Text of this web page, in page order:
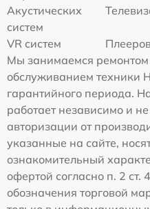
Акустических
систем
VR систем
Мы занимаемся ремонтом
обслуживанием техники
гарантийного периода.
работает независимо и
авторизации от
указанные на сайте,
ознакомительный
офертой согласно п. 2
обозначения торговой